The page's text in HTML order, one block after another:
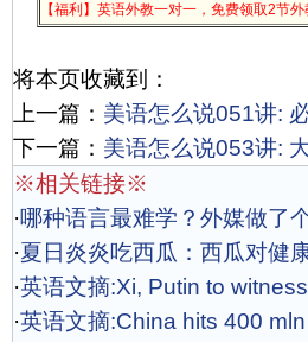
【福利】英语外教一对一，免费领取2节
将本页收藏到：
上一篇： 美语怎么说051讲:
下一篇： 美语怎么说053讲:
※相关链接※
·哪种语言最难学？外媒做了
·夏日炎炎吃西瓜：西瓜对健
·英语文摘:Xi, Putin to
·英语文摘:China hits 400